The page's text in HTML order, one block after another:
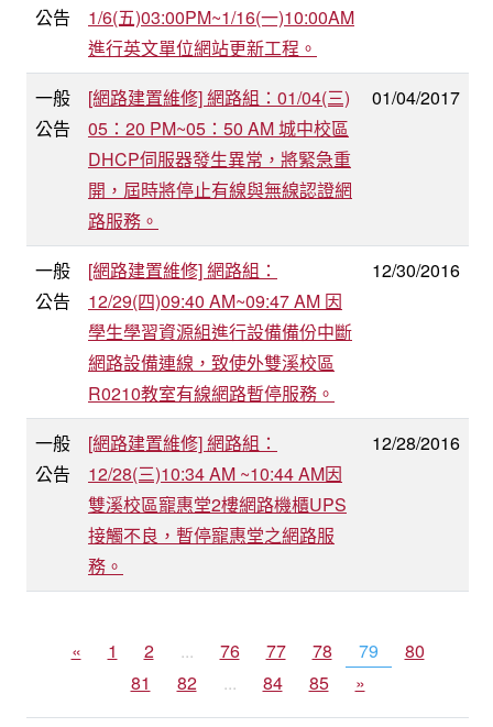
公告
1/6(五)03:00PM~1/16(一)10:00AM
進行英文單位網站更新工程。
一般
公告
[網路建置維修] 網路組：01/04(三)
05：20 PM~05：50 AM 城中校區
DHCP伺服器發生異常，將緊急重
開，屆時將停止有線與無線認證網
路服務。
01/04/2017
一般
公告
[網路建置維修] 網路組：
12/29(四)09:40 AM~09:47 AM 因
學生學習資源組進行設備備份中斷
網路設備連線，致使外雙溪校區
R0210教室有線網路暫停服務。
12/30/2016
一般
公告
[網路建置維修] 網路組：
12/28(三)10:34 AM ~10:44 AM因
雙溪校區寵惠堂2樓網路機櫃UPS
接觸不良，暫停寵惠堂之網路服
務。
12/28/2016
« 1 2 ... 76 77 78 79
80
81
82 ... 84 85 »